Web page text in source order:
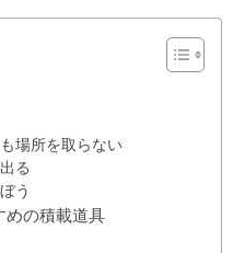
場所を取らない
る
う
めの積載道具